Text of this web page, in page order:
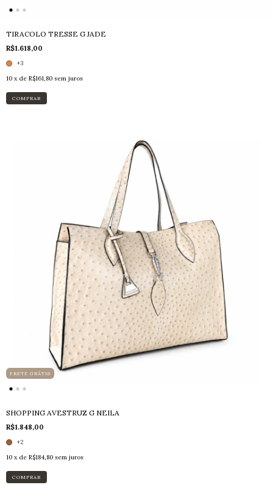
TIRACOLO TRESSE G JADE
R$1.618,00
+3
10 x de R$161,80 sem juros
COMPRAR
FRETE GRÁTIS
SHOPPING AVESTRUZ G NEILA
R$1.848,00
+2
10 x de R$184,80 sem juros
COMPRAR